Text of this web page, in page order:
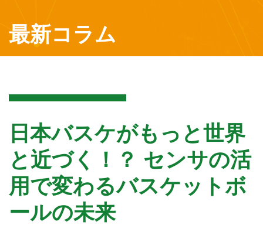
最新コラム
日本バスケがもっと世界
と近づく！？ センサの活
用で変わるバスケットボ
ールの未来